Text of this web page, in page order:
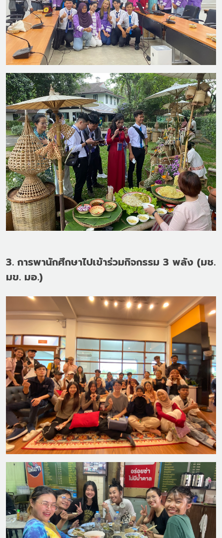
3. การพานักศึกษาไปเข้าร่วมกิจกรรม 3 พลัง (มช.
มข. มอ.)